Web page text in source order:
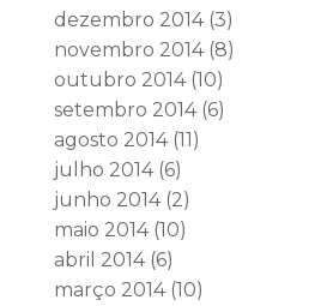
dezembro 2014(3)
novembro 2014(8)
outubro 2014(10)
setembro 2014(6)
agosto 2014(11)
julho 2014(6)
junho 2014(2)
maio 2014(10)
abril 2014(6)
março 2014(10)